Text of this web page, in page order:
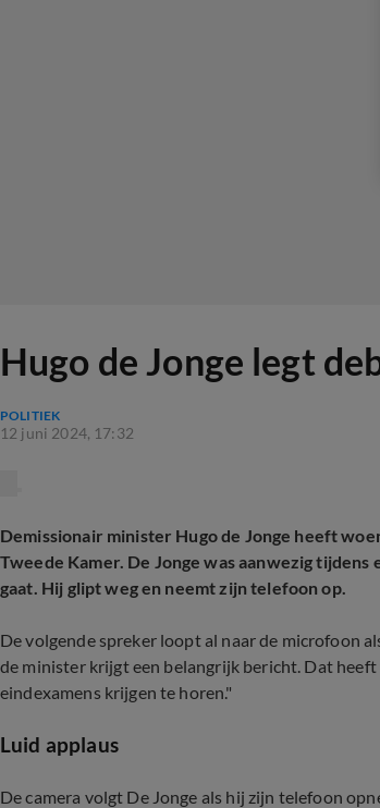
Hugo de Jonge legt
POLITIEK
12 juni 2024, 17:32
Demissionair minister Hugo de Jonge heeft
Tweede Kamer. De Jonge was aanwezig
gaat. Hij glipt weg en neemt zijn telefoon op.
De volgende spreker loopt al naar de microfoon
de minister krijgt een belangrijk bericht. Dat
eindexamens krijgen te horen."
Luid applaus
De camera volgt De Jonge als hij zijn telefoon